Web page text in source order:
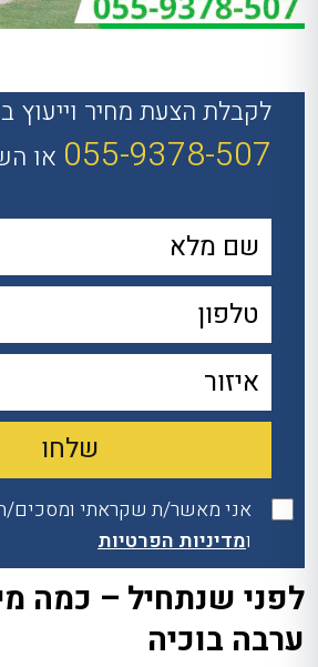
לקבלת הצעת מחיר וייעוץ
055-9378-507 או
אני מאשר/ת שקראתי ומסכים/
ומדיניות הפרטיות
לפני שנתחיל – כמה
ערבה בוכיה